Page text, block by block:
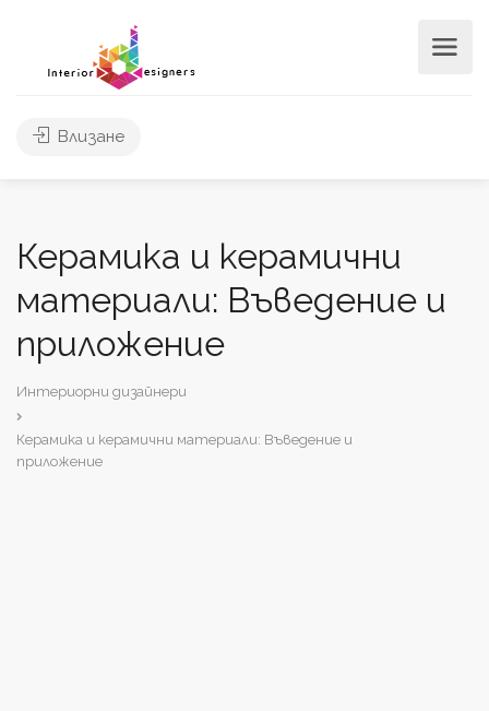
Влизане
Керамика и керамични
материали: Въведение и
приложение
Интериорни дизайнери
Керамика и керамични материали: Въведение и
приложение